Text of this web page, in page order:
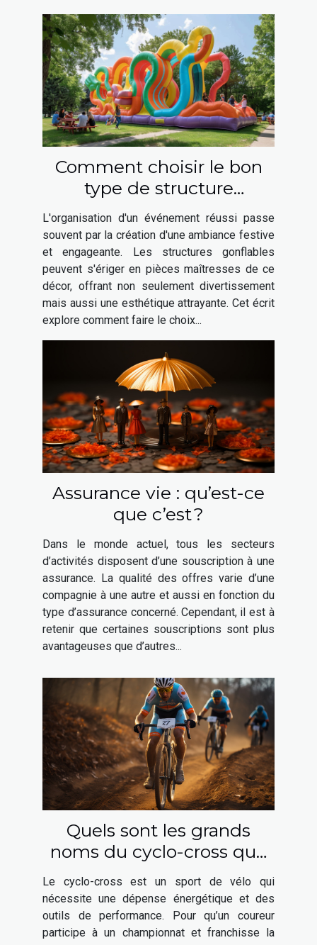
Comment choisir le bon
type de structure
gonflable pour votre
événement
L'organisation d'un événement réussi passe
souvent par la création d'une ambiance festive
et engageante. Les structures gonflables
peuvent s'ériger en pièces maîtresses de ce
décor, offrant non seulement divertissement
mais aussi une esthétique attrayante. Cet écrit
explore comment faire le choix...
Assurance vie : qu’est-ce
que c’est ?
Dans le monde actuel, tous les secteurs
d’activités disposent d’une souscription à une
assurance. La qualité des offres varie d’une
compagnie à une autre et aussi en fonction du
type d’assurance concerné. Cependant, il est à
retenir que certaines souscriptions sont plus
avantageuses que d’autres...
Quels sont les grands
noms du cyclo-cross que
vous pouvez choisir ?
Le cyclo-cross est un sport de vélo qui
nécessite une dépense énergétique et des
outils de performance. Pour qu’un coureur
participe à un championnat et franchisse la